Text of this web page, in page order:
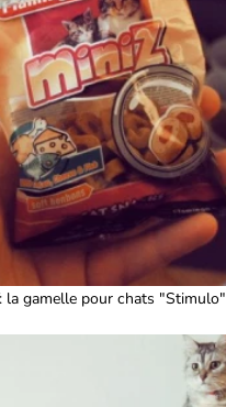
la gamelle pour chats "Stimulo"